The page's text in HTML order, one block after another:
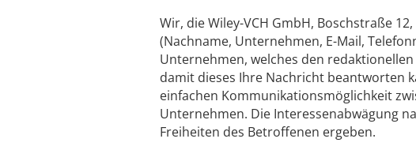
Wir, die Wiley-VCH GmbH, Boschstraße
(Nachname, Unternehmen, E-Mail,
Unternehmen, welches den
damit dieses Ihre Nachricht beantworten
einfachen Kommunikationsmöglichkeit
Unternehmen. Die Interessenabwägung
Freiheiten des Betroffenen ergeben.